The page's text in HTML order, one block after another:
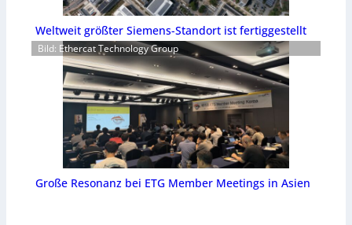
Weltweit größter Siemens-Standort ist fertiggestellt
Bild: Ethercat Technology Group
Große Resonanz bei ETG Member Meetings in Asien